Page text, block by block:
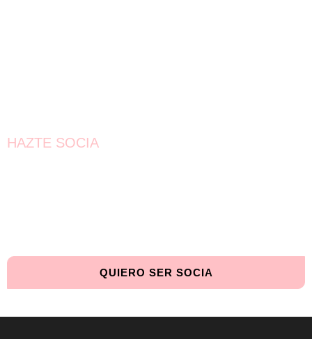
HAZTE SOCIA
QUIERO SER SOCIA